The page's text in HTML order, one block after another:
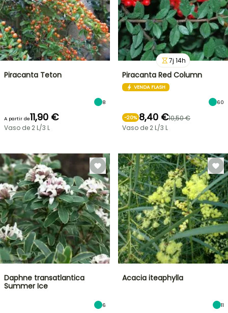
Piracanta Teton
8
A partir de11,90 €
Vaso de 2 L/3 L
7j 14h
Piracanta Red Column
VENDA FLASH
60
-20% 8,40 €10,50 €
Vaso de 2 L/3 L
Daphne transatlantica
Summer Ice
6
Acacia iteaphylla
11